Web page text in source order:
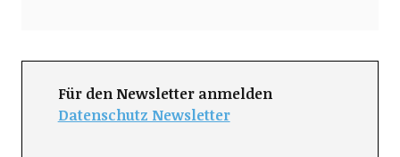
Für den Newsletter anmelden
Datenschutz Newsletter